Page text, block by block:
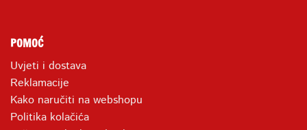
POMOĆ
Uvjeti i dostava
Reklamacije
Kako naručiti na webshopu
Politika kolačića